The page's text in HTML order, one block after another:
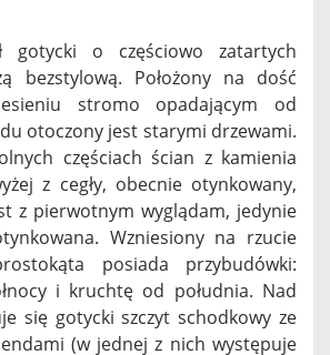
gotycki o częściowo zatartych
bezstylową. Położony na dość
stromo opadającym od
otoczony jest starymi drzewami.
częściach ścian z kamienia
z cegły, obecnie otynkowany,
z pierwotnym wyglądam, jedynie
Wzniesiony na rzucie
posiada przybudówki:
i kruchtę od południa. Nad
się gotycki szczyt schodkowy ze
(w jednej z nich występuje